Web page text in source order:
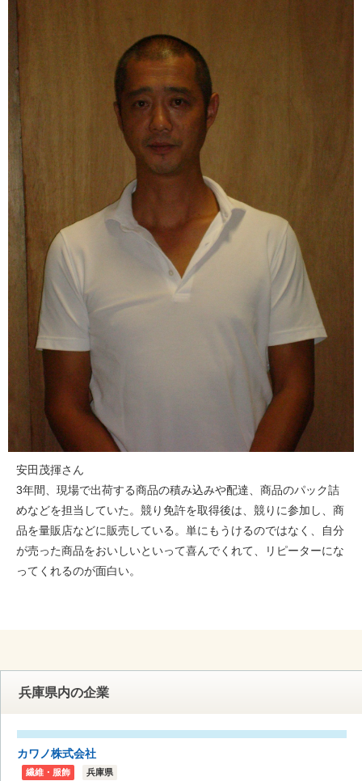
安田茂揮さん
3年間、現場で出荷する商品の積み込みや配達、商品のパック詰
めなどを担当していた。競り免許を取得後は、競りに参加し、商
品を量販店などに販売している。単にもうけるのではなく、自分
が売った商品をおいしいといって喜んでくれて、リピーターにな
ってくれるのが面白い。
兵庫県内の企業
カワノ株式会社
繊維・服飾 兵庫県